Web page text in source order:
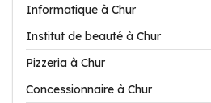
Informatique à Chur
Institut de beauté à Chur
Pizzeria à Chur
Concessionnaire à Chur